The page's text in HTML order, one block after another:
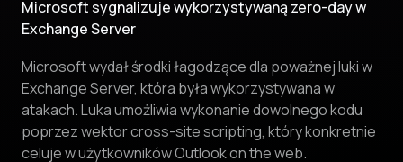
Microsoft sygnalizuje wykorzystywaną zero-day w
Exchange Server
Microsoft wydał środki łagodzące dla poważnej luki w
Exchange Server, która była wykorzystywana w
atakach. Luka umożliwia wykonanie dowolnego kodu
poprzez wektor cross-site scripting, który konkretnie
celuje w użytkowników Outlook on the web.